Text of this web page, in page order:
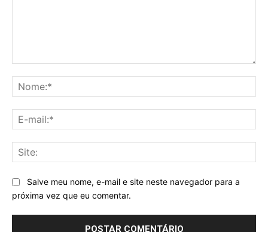
Salve meu nome, e-mail e site neste navegador para a
próxima vez que eu comentar.